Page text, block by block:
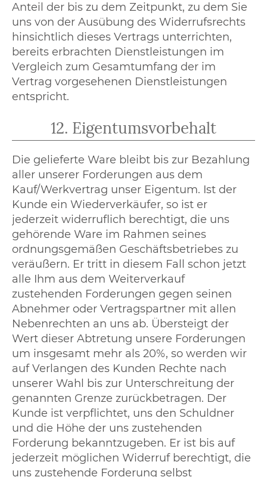
Anteil der bis zu dem Zeitpunkt, zu dem Sie
uns von der Ausübung des Widerrufsrechts
hinsichtlich dieses Vertrags unterrichten,
bereits erbrachten Dienstleistungen im
Vergleich zum Gesamtumfang der im
Vertrag vorgesehenen Dienstleistungen
entspricht.
12. Eigentumsvorbehalt
Die gelieferte Ware bleibt bis zur Bezahlung
aller unserer Forderungen aus dem
Kauf/Werkvertrag unser Eigentum. Ist der
Kunde ein Wiederverkäufer, so ist er
jederzeit widerruflich berechtigt, die uns
gehörende Ware im Rahmen seines
ordnungsgemäßen Geschäftsbetriebes zu
veräußern. Er tritt in diesem Fall schon jetzt
alle Ihm aus dem Weiterverkauf
zustehenden Forderungen gegen seinen
Abnehmer oder Vertragspartner mit allen
Nebenrechten an uns ab. Übersteigt der
Wert dieser Abtretung unsere Forderungen
um insgesamt mehr als 20%, so werden wir
auf Verlangen des Kunden Rechte nach
unserer Wahl bis zur Unterschreitung der
genannten Grenze zurückbetragen. Der
Kunde ist verpflichtet, uns den Schuldner
und die Höhe der uns zustehenden
Forderung bekanntzugeben. Er ist bis auf
jederzeit möglichen Widerruf berechtigt, die
uns zustehende Forderung selbst